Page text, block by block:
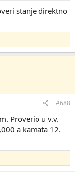
stanje direktno
#688
Proverio u v.v.
a kamata 12.